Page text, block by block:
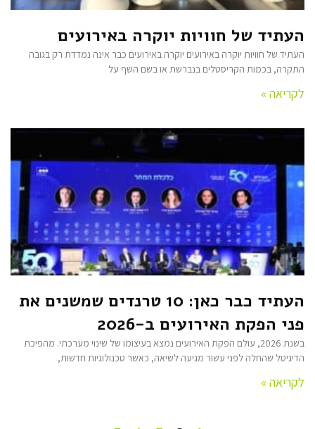
העתיד של חוויות יוקרה באירועים
העתיד של חוויות יוקרה באירועים יוקרה באירועים כבר אינה נמדדת רק בגובה
התקרה, בכמות הקריסטלים בנברשת או בשם השף על
לקריאה »
העתיד כבר כאן: 10 טרנדים שמשנים את
פני הפקת האירועים ב-2026
בשנת 2026, עולם הפקת האירועים נמצא בעיצומו של שינוי מערכתי. מהפיכת
הדיגיטל שהחלה לפני עשור מגיעה לשיאה, כאשר טכנולוגיות חדשות,
לקריאה »